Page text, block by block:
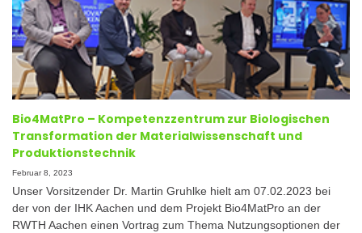
Bio4MatPro – Kompetenzzentrum zur Biologischen
Transformation der Materialwissenschaft und
Produktionstechnik
Februar 8, 2023
Unser Vorsitzender Dr. Martin Gruhlke hielt am 07.02.2023 bei
der von der IHK Aachen und dem Projekt Bio4MatPro an der
RWTH Aachen einen Vortrag zum Thema Nutzungsoptionen der